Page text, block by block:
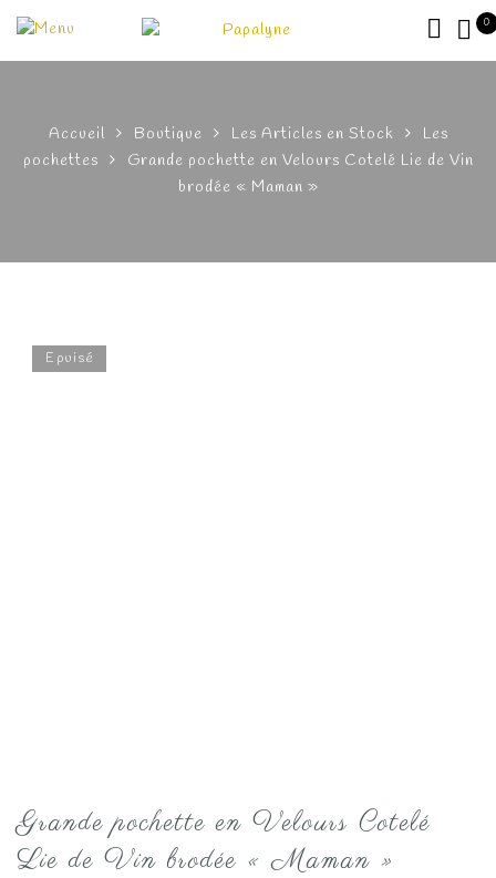
0
Accueil Boutique Les Articles en Stock
Les
pochettes
Grande pochette en Velours Cotelé Lie de Vin
brodée « Maman »
Epuisé
Grande pochette en Velours Cotelé
Lie de Vin brodée « Maman »